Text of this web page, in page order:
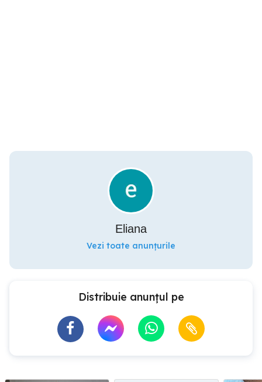
Eliana
Vezi toate anunțurile
Distribuie anunțul pe